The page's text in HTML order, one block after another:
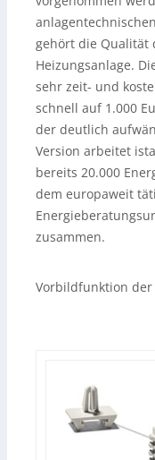
gehört die Qualität
Heizungsanlage.
sehr zeit- und
schnell auf 1.000
der deutlich
Version arbeitet
bereits 20.000
dem europaweit
zusammen.
Vorbildfunktion der